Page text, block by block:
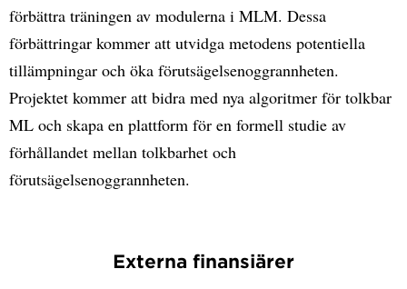
förbättra träningen av modulerna i MLM. Dessa
förbättringar kommer att utvidga metodens potentiella
tillämpningar och öka förutsägelsenoggrannheten.
Projektet kommer att bidra med nya algoritmer för tolkbar
ML och skapa en plattform för en formell studie av
förhållandet mellan tolkbarhet och
förutsägelsenoggrannheten.
Externa finansiärer